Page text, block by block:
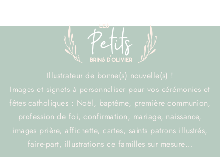
Illustrateur de bonne(s) nouvelle(s) !
Images et signets à personnaliser pour vos cérémonies et
fêtes catholiques : Noël, baptême, première communion,
profession de foi, confirmation, mariage, naissance,
images prière, affichette, cartes, saints patrons illustrés,
faire-part, illustrations de familles sur mesure…